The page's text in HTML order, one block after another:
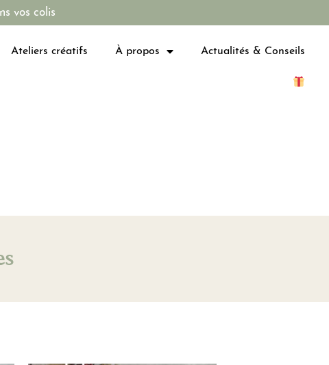
vos colis
Ateliers créatifs À propos Actualités & Conseils